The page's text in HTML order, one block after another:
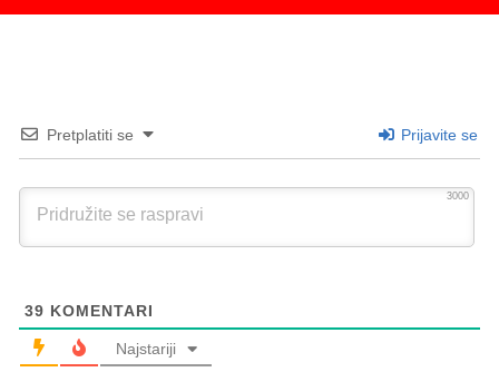
Pretplatiti se Prijavite se
3000
39 KOMENTARI
Najstariji